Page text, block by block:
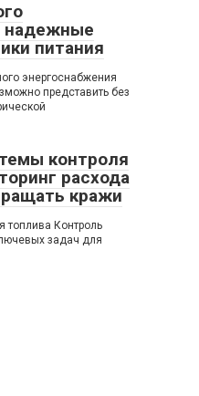
надежные
питания
энергоснабжения
представить без
контроля
расхода
кражи
топлива Контроль
задач для